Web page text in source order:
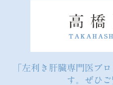
「左利き肝臓専門医ブ
す。ぜひ